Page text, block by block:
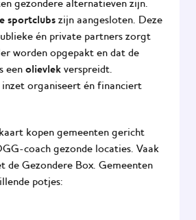
gezondere alternatieven zijn.
sportclubs zijn aangesloten. Deze
én private partners zorgt
worden opgepakt en dat de
een olievlek verspreidt.
inzet organiseert én financiert
kopen gemeenten gericht
coach gezonde locaties. Vaak
de Gezondere Box. Gemeenten
potjes: